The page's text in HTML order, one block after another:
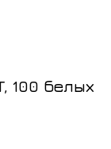
100 белых